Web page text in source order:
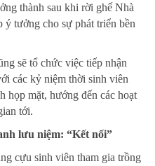
thành sau khi rời ghế Nhà
ý tưởng cho sự phát triển bền
sẽ tổ chức việc tiếp nhận
các kỷ niệm thời sinh viên
họp mặt, hướng đến các hoạt
tới.
lưu niệm: “Kết nối”
cựu sinh viên tham gia trồng